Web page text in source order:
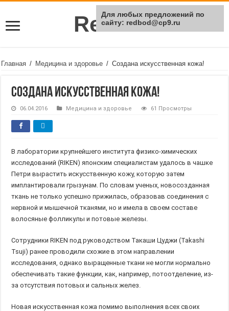
Rei Red
Главная / Медицина и здоровье / Создана искусственная кожа!
Создана искусственная кожа!
06.04.2016 Медицина и здоровье 61 Просмотры
В лаборатории крупнейшего института физико-химических
исследований (RIKEN) японским специалистам удалось в чашке
Петри вырастить искусственную кожу, которую затем
имплантировали грызунам. По словам ученых, новосозданная
ткань не только успешно прижилась, образовав соединения с
нервной и мышечной тканями, но и имела в своем составе
волосяные фолликулы и потовые железы.
Сотрудники RIKEN под руководством Такаши Цуджи (Takashi
Tsuji) ранее проводили схожие в этом направлении
исследования, однако выращенные ткани не могли нормально
обеспечивать такие функции, как, например, потоотделение, из-
за отсутствия потовых и сальных желез.
Новая искусственная кожа помимо выполнения всех своих
Для любых предложений по
сайту: redbod@cp9.ru